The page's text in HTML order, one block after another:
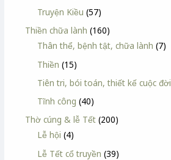
Truyện Kiều (57)
Thiền chữa lành (160)
Thân thể, bệnh tật, chữa lành (7)
Thiền (15)
Tiên tri, bói toán, thiết kế cuộc đời
Tĩnh công (40)
Thờ cúng & lễ Tết (200)
Lễ hội (4)
Lễ Tết cổ truyền (39)